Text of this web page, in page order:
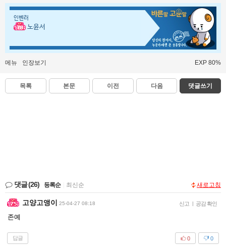
인벤러
노윤서
메뉴 인장보기 EXP 80%
목록 본문 이전 다음 댓글쓰기
댓글(26) 등록순 최신순 새로고침
고양고앵이 25-04-27 08:18 신고 | 공감 확인
존예
답글 0
0